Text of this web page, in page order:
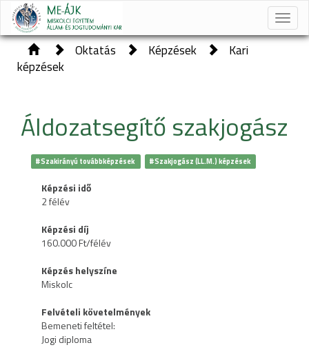
Toggle
Oktatás Képzések
Kari
képzések
Áldozatsegítő szakjogász
#Szakirányú továbbképzések #Szakjogász (LL.M.) képzések
Képzési idő
2 félév
Képzési díj
160.000 Ft/félév
Képzés helyszíne
Miskolc
Felvételi követelmények
Bemeneti feltétel:
Jogi diploma